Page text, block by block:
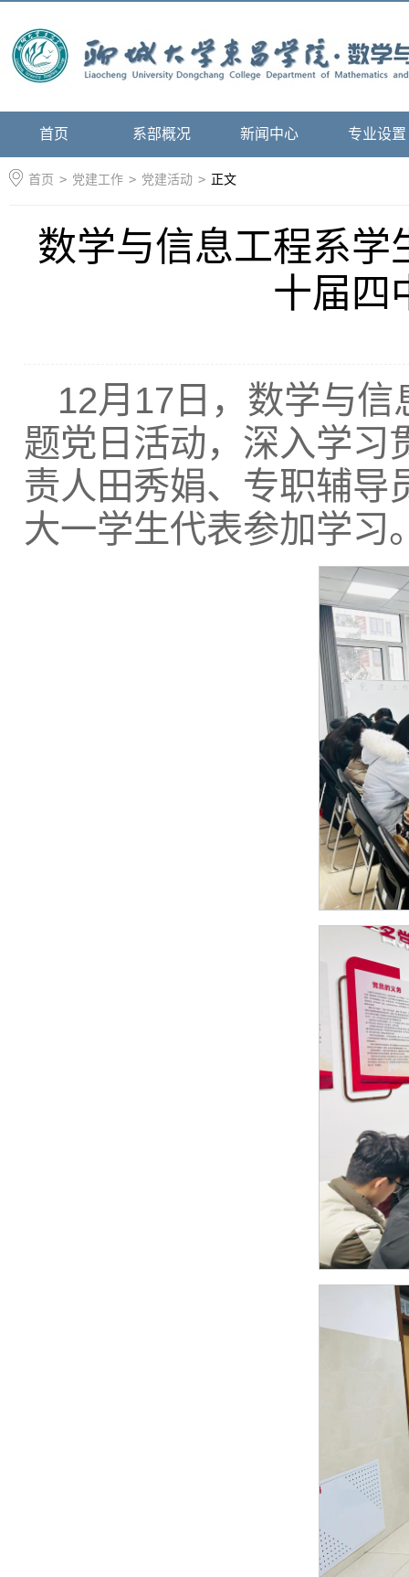
首页 系部概况 新闻中心 专业设置
首页 > 党建工作 > 党建活动 > 正文
数学与信息工程系学
十届四
12月17日，数学与
题党日活动，深入学习
责人田秀娟、专职辅导
大一学生代表参加学习